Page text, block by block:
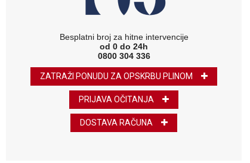
Besplatni broj za hitne intervencije
od 0 do 24h
0800 304 336
ZATRAŽI PONUDU ZA OPSKRBU PLINOM
PRIJAVA OČITANJA
DOSTAVA RAČUNA